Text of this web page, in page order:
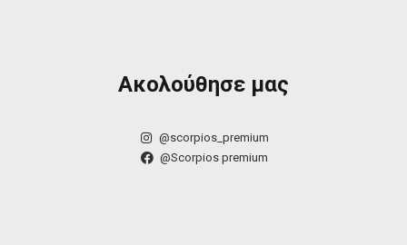
Ακολούθησε μας
@scorpios_premium
@Scorpios premium